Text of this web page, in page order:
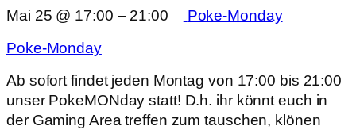
Mai 25 @ 17:00 – 21:00
Poke-Monday
Poke-Monday
Ab sofort findet jeden Montag von 17:00 bis 21:00
unser PokeMONday statt! D.h. ihr könnt euch in
der Gaming Area treffen zum tauschen, klönen